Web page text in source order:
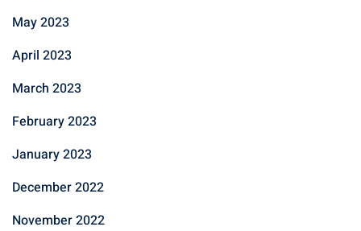
May 2023
April 2023
March 2023
February 2023
January 2023
December 2022
November 2022